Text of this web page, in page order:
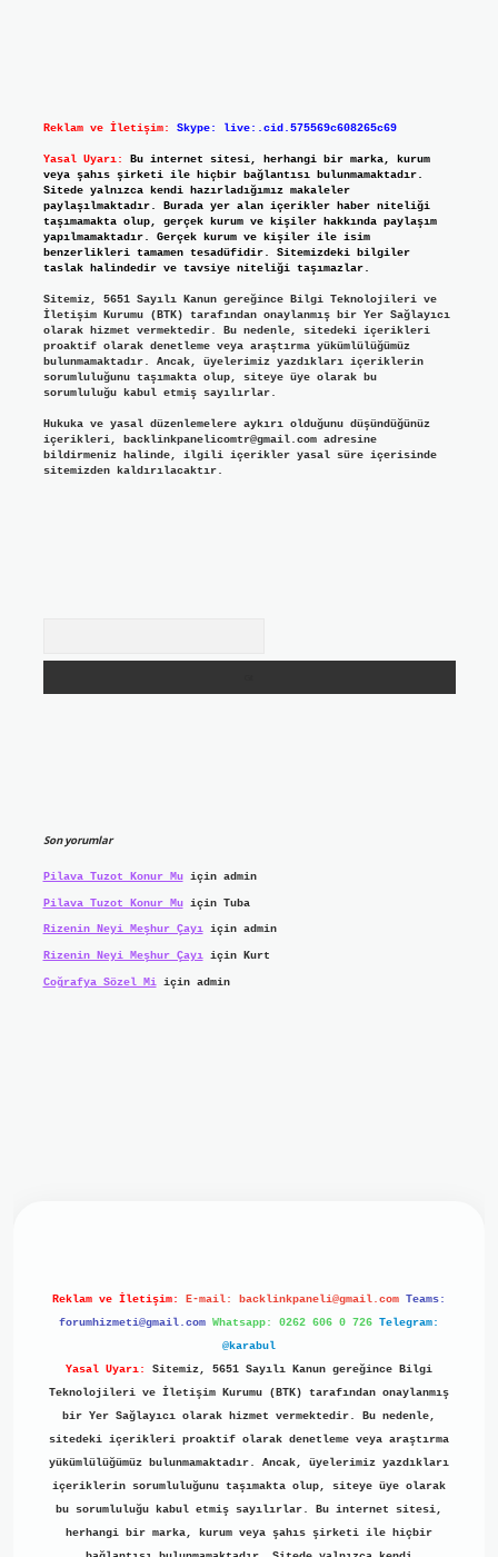
Reklam ve İletişim: Skype: live:.cid.575569c608265c69
Yasal Uyarı:
Bu internet sitesi, herhangi bir marka, kurum
veya şahıs şirketi ile hiçbir bağlantısı bulunmamaktadır.
Sitede yalnızca kendi hazırladığımız makaleler
paylaşılmaktadır. Burada yer alan içerikler haber niteliği
taşımamakta olup, gerçek kurum ve kişiler hakkında paylaşım
yapılmamaktadır. Gerçek kurum ve kişiler ile isim
benzerlikleri tamamen tesadüfidir. Sitemizdeki bilgiler
taslak halindedir ve tavsiye niteliği taşımazlar.
Sitemiz, 5651 Sayılı Kanun gereğince Bilgi Teknolojileri ve
İletişim Kurumu (BTK) tarafından onaylanmış bir Yer Sağlayıcı
olarak hizmet vermektedir. Bu nedenle, sitedeki içerikleri
proaktif olarak denetleme veya araştırma yükümlülüğümüz
bulunmamaktadır. Ancak, üyelerimiz yazdıkları içeriklerin
sorumluluğunu taşımakta olup, siteye üye olarak bu
sorumluluğu kabul etmiş sayılırlar.
Hukuka ve yasal düzenlemelere aykırı olduğunu düşündüğünüz
içerikleri, backlinkpanelicomtr@gmail.comadresine
bildirmeniz halinde, ilgili içerikler yasal süre içerisinde
sitemizden kaldırılacaktır.
Son yorumlar
Pilava Tuzot Konur Muiçin admin
Pilava Tuzot Konur Muiçin Tuba
Rizenin Neyi Meşhur Çayıiçin admin
Rizenin Neyi Meşhur Çayıiçin Kurt
Coğrafya Sözel Miiçin admin
Reklam ve İletişim: E-mail: backlinkpaneli@gmail.com Teams:
forumhizmeti@gmail.com Whatsapp: 0262 606 0 726 Telegram:
@karabul
Yasal Uyarı:
Sitemiz, 5651 Sayılı Kanun gereğince Bilgi
Teknolojileri ve İletişim Kurumu (BTK) tarafından onaylanmış
bir Yer Sağlayıcı olarak hizmet vermektedir. Bu nedenle,
sitedeki içerikleri proaktif olarak denetleme veya araştırma
yükümlülüğümüz bulunmamaktadır. Ancak, üyelerimiz yazdıkları
içeriklerin sorumluluğunu taşımakta olup, siteye üye olarak
bu sorumluluğu kabul etmiş sayılırlar. Bu internet sitesi,
herhangi bir marka, kurum veya şahıs şirketi ile hiçbir